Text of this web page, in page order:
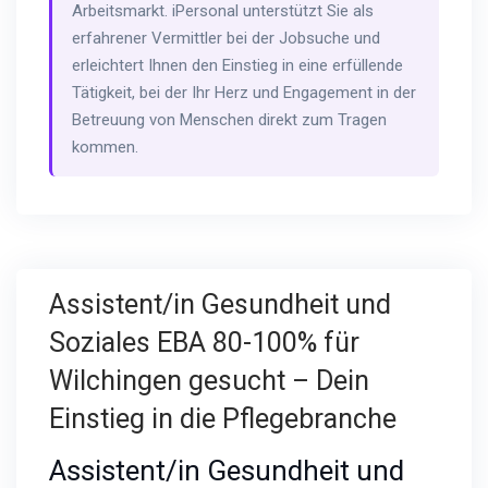
Arbeitsmarkt. iPersonal unterstützt Sie als
erfahrener Vermittler bei der Jobsuche und
erleichtert Ihnen den Einstieg in eine erfüllende
Tätigkeit, bei der Ihr Herz und Engagement in der
Betreuung von Menschen direkt zum Tragen
kommen.
Assistent/in Gesundheit und
Soziales EBA 80-100% für
Wilchingen gesucht – Dein
Einstieg in die Pflegebranche
Assistent/in Gesundheit und